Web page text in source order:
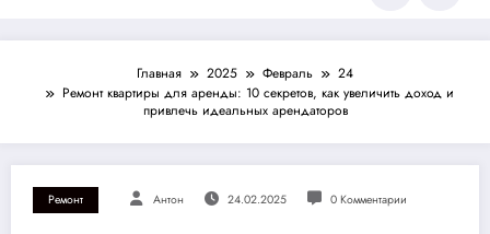
Главная 2025 Февраль
24
Ремонт квартиры для аренды: 10 секретов, как увеличить доход и
привлечь идеальных арендаторов
Ремонт Антон 24.02.2025 0 Комментарии